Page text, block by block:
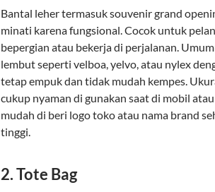
Bantal leher termasuk souvenir grand
minati karena fungsional. Cocok untuk
bepergian atau bekerja di perjalanan.
lembut seperti velboa, yelvo, atau nylex
tetap empuk dan tidak mudah kempes.
cukup nyaman di gunakan saat di mobil
mudah di beri logo toko atau nama brand
tinggi.
2. Tote Bag